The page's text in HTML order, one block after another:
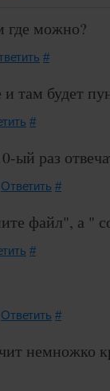
где можно?
#
там будет
#
ый раз
Ответить #
файл", а "
#
Ответить #
немножко